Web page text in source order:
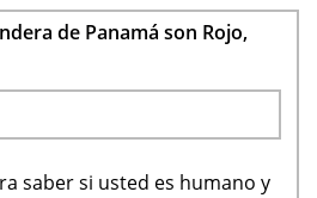
de Panamá son Rojo,
saber si usted es humano y